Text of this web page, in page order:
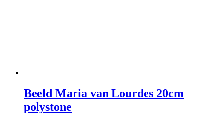
Beeld Maria van Lourdes 20cm
polystone